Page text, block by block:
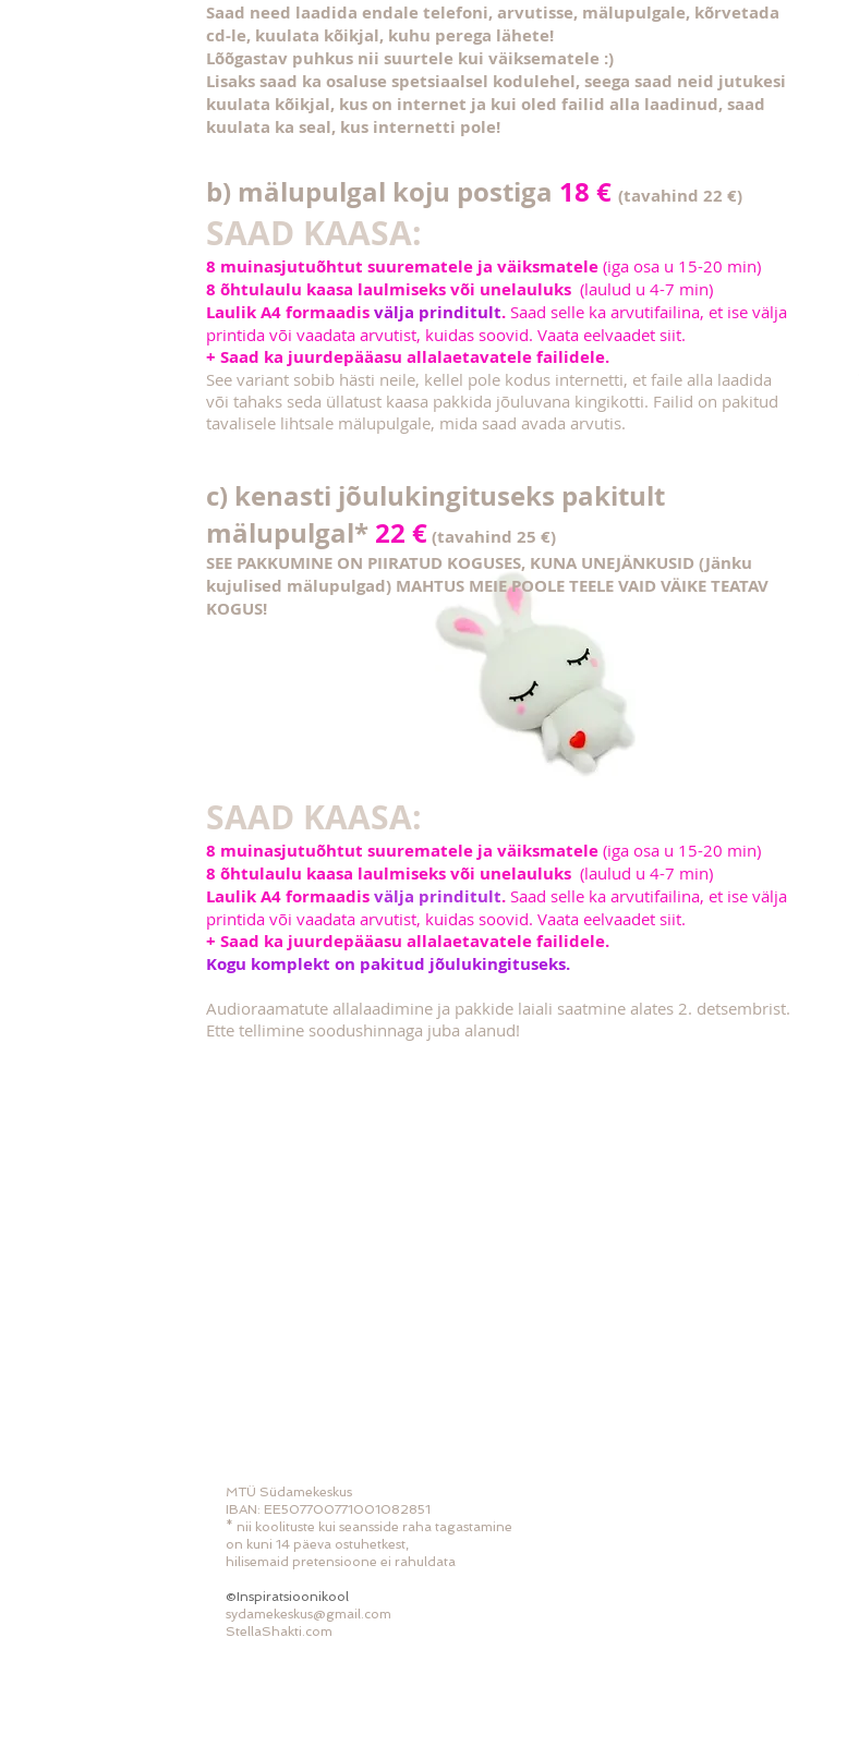
Saad need laadida endale telefoni, arvutisse, mälupulgale, kõrvetada
cd-le, kuulata kõikjal, kuhu perega lähete!
Lõõgastav puhkus nii suurtele kui väiksematele :)
Lisaks saad ka osaluse spetsiaalsel kodulehel, seega saad neid jutukesi
kuulata kõikjal, kus on internet ja kui oled failid alla laadinud, saad
kuulata ka seal, kus internetti pole!
b) mälupulgal koju postiga 18 € (tavahind 22 €)
SAAD KAASA:
8 muinasjutuõhtut suurematele ja väiksmatele (iga osa u 15-20 min)
8 õhtulaulu kaasa laulmiseks või unelauluks (laulud u 4-7 min)
Laulik A4 formaadisvälja prinditult. Saad selle ka arvutifailina, et ise välja
printida või vaadata arvutist, kuidas soovid. Vaata eelvaadet siit.
+ Saad ka juurdepääasu allalaetavatele failidele.
See variant sobib hästi neile, kellel pole kodus internetti, et faile alla laadida
või tahaks seda üllatust kaasa pakkida jõuluvana kingikotti. Failid on pakitud
tavalisele lihtsale mälupulgale, mida saad avada arvutis.
c) kenasti jõulukingituseks pakitult
mälupulgal* 22 €(tavahind 25 €)
SEE PAKKUMINE ON PIIRATUD KOGUSES, KUNA UNEJÄNKUSID (Jänku
kujulised mälupulgad) MAHTUS MEIE POOLE TEELE VAID VÄIKE TEATAV
KOGUS!
SAAD KAASA:
8 muinasjutuõhtut suurematele ja väiksmatele (iga osa u 15-20 min)
8 õhtulaulu kaasa laulmiseks või unelauluks (laulud u 4-7 min)
Laulik A4 formaadisvälja prinditult. Saad selle ka arvutifailina, et ise välja
printida või vaadata arvutist, kuidas soovid. Vaata eelvaadet siit.
+ Saad ka juurdepääasu allalaetavatele failidele.
Kogu komplekt on pakitud jõulukingituseks.
Audioraamatute allalaadimine ja pakkide laiali saatmine alates 2. detsembrist.
Ette tellimine soodushinnaga juba alanud!
MTÜ Südamekeskus
IBAN: EE507700771001082851
* nii koolituste kui seansside raha tagastamine
on kuni 14 päeva ostuhetkest,
hilisemaid pretensioone ei rahuldata
©Inspiratsioonikool
sydamekeskus@gmail.com
StellaShakti.com